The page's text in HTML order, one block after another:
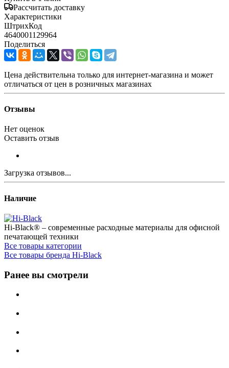
Рассчитать доставку
Характеристики
ШтрихКод
4640001129964
Поделиться
Цена действительна только для интернет-магазина и может
отличаться от цен в розничных магазинах
Отзывы
Нет оценок
Оставить отзыв
Загрузка отзывов...
Наличие
Hi-Black® – современные расходные материалы для офисной
печатающей техники
Все товары категории
Все товары бренда Hi-Black
Ранее вы смотрели